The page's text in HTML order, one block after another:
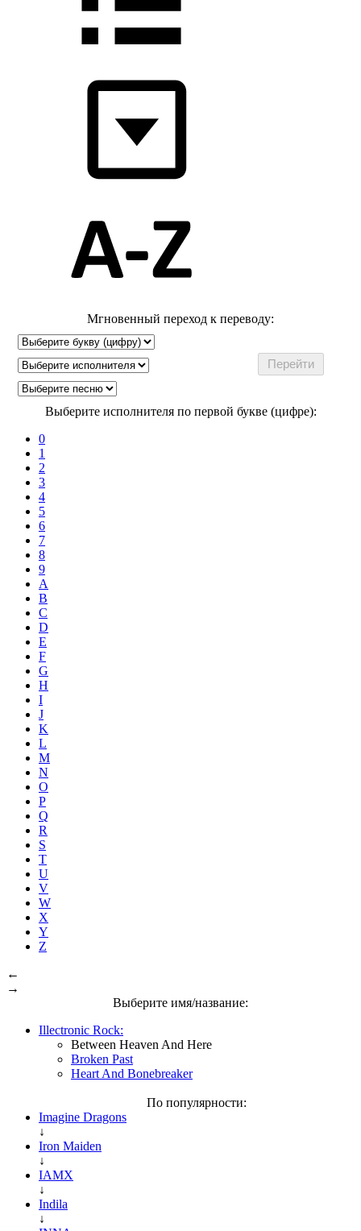
Мгновенный переход к переводу:
Выберите исполнителя по первой букве (цифре):
0
1
2
3
4
5
6
7
8
9
A
B
C
D
E
F
G
H
I
J
K
L
M
N
O
P
Q
R
S
T
U
V
W
X
Y
Z
←
→
Выберите имя/название:
Illectronic Rock:
Between Heaven And Here
Broken Past
Heart And Bonebreaker
По популярности:
Imagine Dragons
↓
Iron Maiden
↓
IAMX
↓
Indila
↓